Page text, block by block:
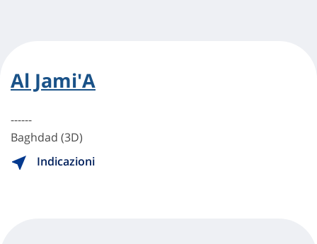
Al Jami'A
------
Baghdad (3D)
Indicazioni